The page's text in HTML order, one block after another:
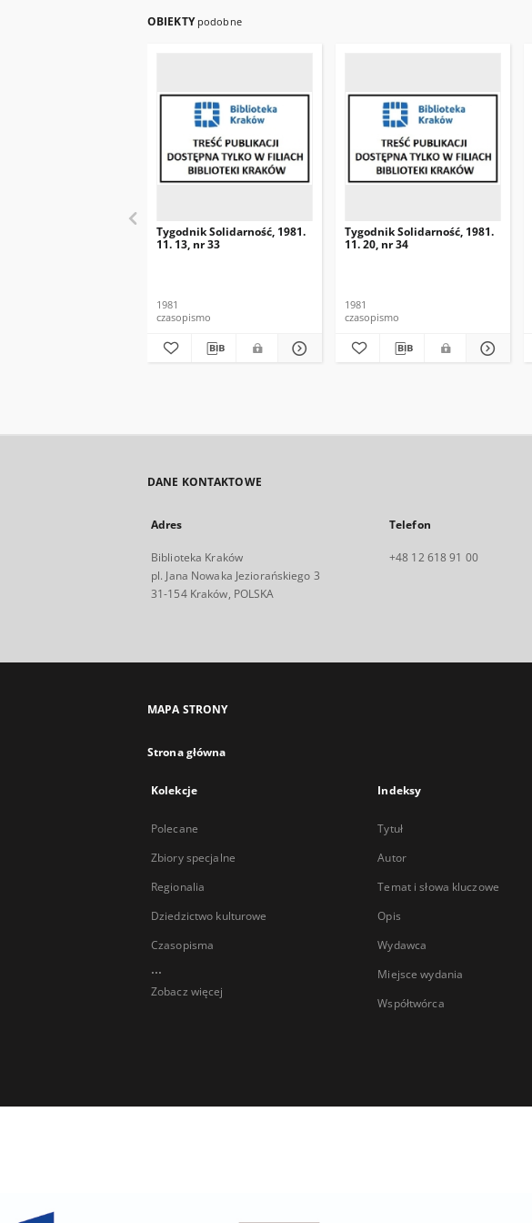
OBIEKTY podobne
Tygodnik Solidarność, 1981.
11. 13, nr 33
1981
czasopismo
Tygodnik Solidarność, 1981.
11. 20, nr 34
1981
czasopismo
DANE KONTAKTOWE
Adres
Biblioteka Kraków
pl. Jana Nowaka Jeziorańskiego 3
31-154 Kraków, POLSKA
Telefon
+48 12 618 91 00
MAPA STRONY
Strona główna
Kolekcje
Polecane
Zbiory specjalne
Regionalia
Dziedzictwo kulturowe
Czasopisma
...
Zobacz więcej
Indeksy
Tytuł
Autor
Temat i słowa kluczowe
Opis
Wydawca
Miejsce wydania
Współtwórca